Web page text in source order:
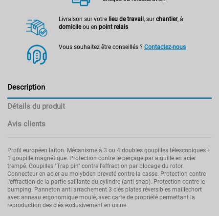
Livraison sur votre lieu de travail, sur chantier, à
domicileou en point relais
Vous souhaitez être conseillés ? Contactez-nous
Description
Détails du produit
Avis clients
Profil européen laiton. Mécanisme à 3 ou 4 doubles goupilles télescopiques +
1 goupille magnétique. Protection contre le perçage par aiguille en acier
trempé. Goupilles "Trap pin" contre l'effraction par blocage du rotor.
Connecteur en acier au molybden breveté contre la casse. Protection contre
l'effraction de la partie saillante du cylindre (anti-snap). Protection contre le
bumping. Panneton anti arrachement.3 clés plates réversibles maillechort
avec anneau ergonomique moulé, avec carte de propriété permettant la
reproduction des clés exclusivement en usine.